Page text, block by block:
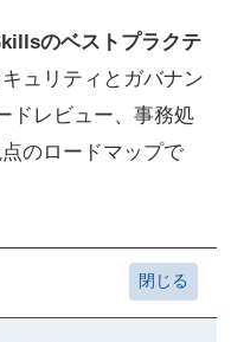
のベストプラクテ
ュリティとガバナン
ドレビュー、事務処
のロードマップで